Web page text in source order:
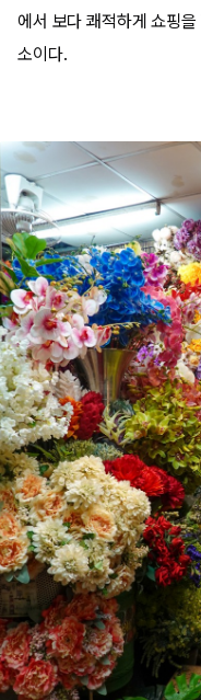
에서 보다 쾌적하게 쇼핑
소이다.